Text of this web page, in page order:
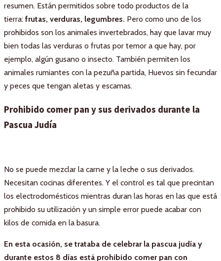
resumen. Están permitidos sobre todo productos de la
tierra: frutas, verduras, legumbres. Pero como uno de los
prohibidos son los animales invertebrados, hay que lavar muy
bien todas las verduras o frutas por temor a que hay, por
ejemplo, algún gusano o insecto. También permiten los
animales rumiantes con la pezuña partida, Huevos sin fecundar
y peces que tengan aletas y escamas.
Prohibido comer pan y sus derivados durante la
Pascua Judía
No se puede mezclar la carne y la leche o sus derivados.
Necesitan cocinas diferentes. Y el control es tal que precintan
los electrodomésticos mientras duran las horas en las que está
prohibido su utilización y un simple error puede acabar con
kilos de comida en la basura.
En esta ocasión, se trataba de celebrar la pascua judía y
durante estos 8 días está prohibido comer pan con